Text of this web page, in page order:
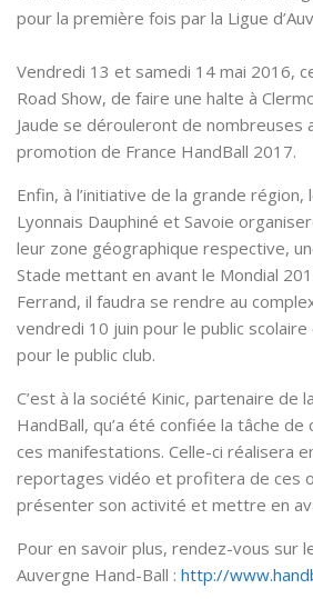
pour la première fois par la Ligue
Vendredi 13 et samedi 14 mai 2016,
Road Show, de faire une halte à
Jaude se dérouleront de nombreuses
promotion de France HandBall 2017.
Enfin, à l’initiative de la grande région,
Lyonnais Dauphiné et Savoie
leur zone géographique respective,
Stade mettant en avant le Mondial
Ferrand, il faudra se rendre au
vendredi 10 juin pour le public
pour le public club.
C’est à la société Kinic, partenaire de
HandBall, qu’a été confiée la tâche de
ces manifestations. Celle-ci réalisera
reportages vidéo et profitera de ces
présenter son activité et mettre en
Pour en savoir plus, rendez-vous sur
Auvergne Hand-Ball : http://